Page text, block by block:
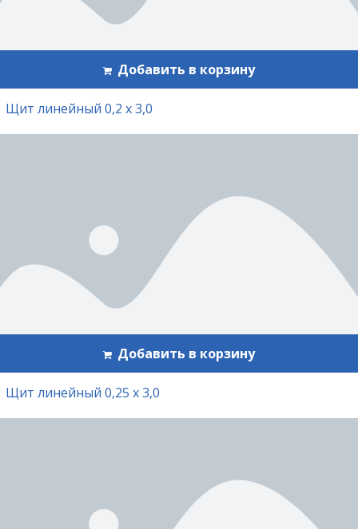
Добавить в корзину
Щит линейный 0,2 х 3,0
Добавить в корзину
Щит линейный 0,25 х 3,0